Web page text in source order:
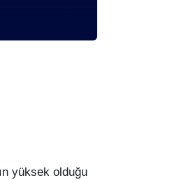
yüksek olduğu